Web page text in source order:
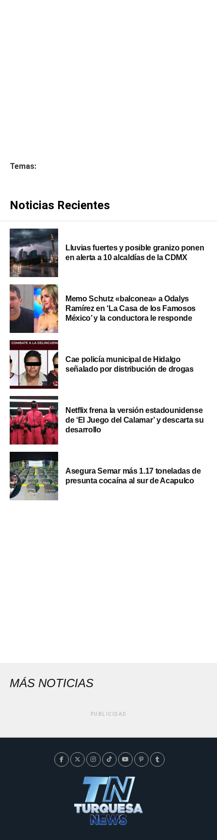
Temas:
Noticias Recientes
Lluvias fuertes y posible granizo ponen
en alerta a 10 alcaldías de la CDMX
Memo Schutz «balconea» a Odalys
Ramírez en ‘La Casa de los Famosos
México’ y la conductora le responde
Cae policía municipal de Hidalgo
señalado por distribución de drogas
Netflix frena la versión estadounidense
de ‘El Juego del Calamar’ y descarta su
desarrollo
Asegura Semar más 1.17 toneladas de
presunta cocaína al sur de Acapulco
MÁS NOTICIAS
PUBLICIDAD